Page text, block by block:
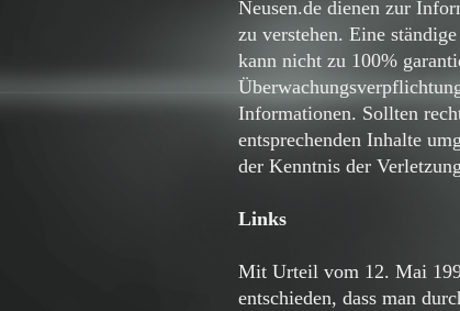
Neusen.de dienen zur
zu verstehen. Eine
kann nicht zu 100%
Informationen. Sollten
entsprechenden Inhalte
der Kenntnis der
Links
Mit Urteil vom 12. Mai
entschieden, dass man